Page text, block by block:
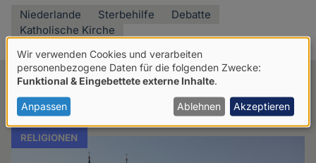
Niederlande Sterbehilfe
Debatte
Katholische Kirche
Verwandte Artikel
RELIGIONEN
Verwendung
von
personenbezogenen
Daten
und
Wir verwenden Cookies und verarbeiten
personenbezogene Daten für die folgenden Zwecke:
Funktional & Eingebettete externe Inhalte
Anpassen Ablehnen Akzeptieren